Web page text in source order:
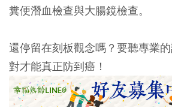
糞便潛血檢查與大腸鏡檢查。
還停留在刻板觀念嗎？要聽專業
對才能真正防到癌！